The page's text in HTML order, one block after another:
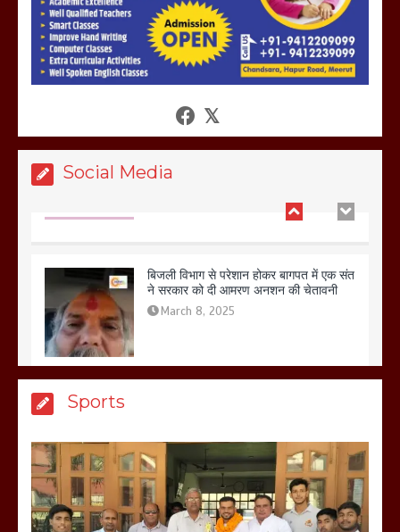
Social Media
आखिर क्यों जैनुल सालीकिन को शहर काजी नहीं
शफीकुर्रहमान रहमान ने
March 8, 2025
Sports